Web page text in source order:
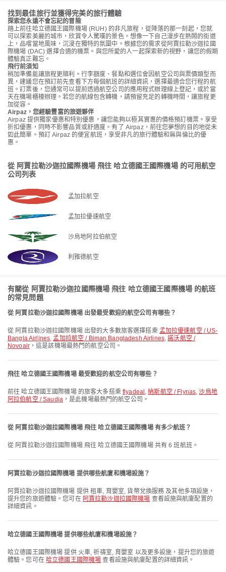
找到最佳旅行並獲得完美的旅行體驗
探索您永遠不會忘記的冒險
踏上前往哈立德國王國際機場 (RUH) 的非凡旅程，從降落的那一刻起，您就
可以探索美麗的城市，欣賞令人驚嘆的景色。想像一下自己漫步在熱鬧的街道
上，品嚐當地風味，沉浸在獨特的氛圍中。根據您的需求從阿賈拉勒沙迦拉國
際機場 (DAC) 選擇合適的機票。與您所愛的人一起探索新的視野，讓您的假期
體驗真正難忘。
飛行前須知
稍加準備能讓旅程更順利。行李額度、餐點和選位會因航空公司與票價類型而
異，建議您在預訂前先查看下方每個航班的詳細資訊，選擇最適合您行程的航
班。訂票後，您通常可以提前透過航空公司的應用程式辦理線上登記，或於當
天在機場櫃檯辦理。若您的航線包含轉機，請預留充足的轉機時間，讓旅程更
加從容。
Airpaz，您經驗豐富的旅遊夥伴
Airpaz 提供獨家優惠和特別優惠，讓您能夠以極其實惠的價格預訂機票。享受
折扣優惠，同時不影響品質或舒適度。有了 Airpaz，前往您夢想的目的地從未
如此簡單。預訂 Airpaz 的便宜航班，享受非凡的旅行體驗和無與倫比的優
惠。
從 阿賈拉勒沙迦拉國際機場 飛往 哈立德國王國際機場 的可用航空
公司列表
孟加拉航空
孟加拉優速航空
沙烏地阿拉伯航空
利雅德航空
有關從 阿賈拉勒沙迦拉國際機場 飛往 哈立德國王國際機場 的航班
的常見問題
從 阿賈拉勒沙迦拉國際機場 出發最受歡迎的航空公司有哪些？
從 阿賈拉勒沙迦拉國際機場 出發的大多數旅客選擇搭乘 孟加拉優速航空 / US-
Bangla Airlines, 孟加拉航空 / Biman Bangladesh Airlines,諾沃航空 /
Novoair，這是該機場最熱門的航空公司。
飛往 哈立德國王國際機場 最受歡迎的航空公司有哪些？
前往 哈立德國王國際機場 的旅客大多搭乘 flyadeal ,納斯航空 / Flynas,沙烏地
阿拉伯航空 / Saudia，是此機場最熱門的航空公司。
從 阿賈拉勒沙迦拉國際機場 飛往 哈立德國王國際機場 有多少航班？
從 阿賈拉勒沙迦拉國際機場 飛往 哈立德國王國際機場 共有 6 班航班。
阿賈拉勒沙迦拉國際機場 提供哪些航廈和機場設施？
阿賈拉勒沙迦拉國際機場 提供 租車, 育嬰室, 貨幣兌換服務 及其他多項設施，
提升您的旅遊體驗。您可在 阿賈拉勒沙迦拉國際機場 查看設施與航廈配置的
詳細資訊。
哈立德國王國際機場 提供哪些航廈和機場設施？
哈立德國王國際機場 提供 火車, 祈禱室, 育嬰室 以及更多設施，提升您的旅遊
體驗。您可在 哈立德國王國際機場 查看設施與航廈配置的詳細資訊。